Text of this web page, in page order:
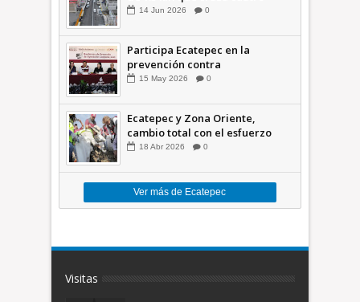
comunidades +Video
14 Jun 2026 0
Participa Ecatepec en la
prevención contra
inundaciones en el Valle de
15 May 2026 0
Ecatepec y Zona Oriente,
cambio total con el esfuerzo
conjunto: Azucena; retiran 21
18 Abr 2026 0
Ver más de Ecatepec
Visitas